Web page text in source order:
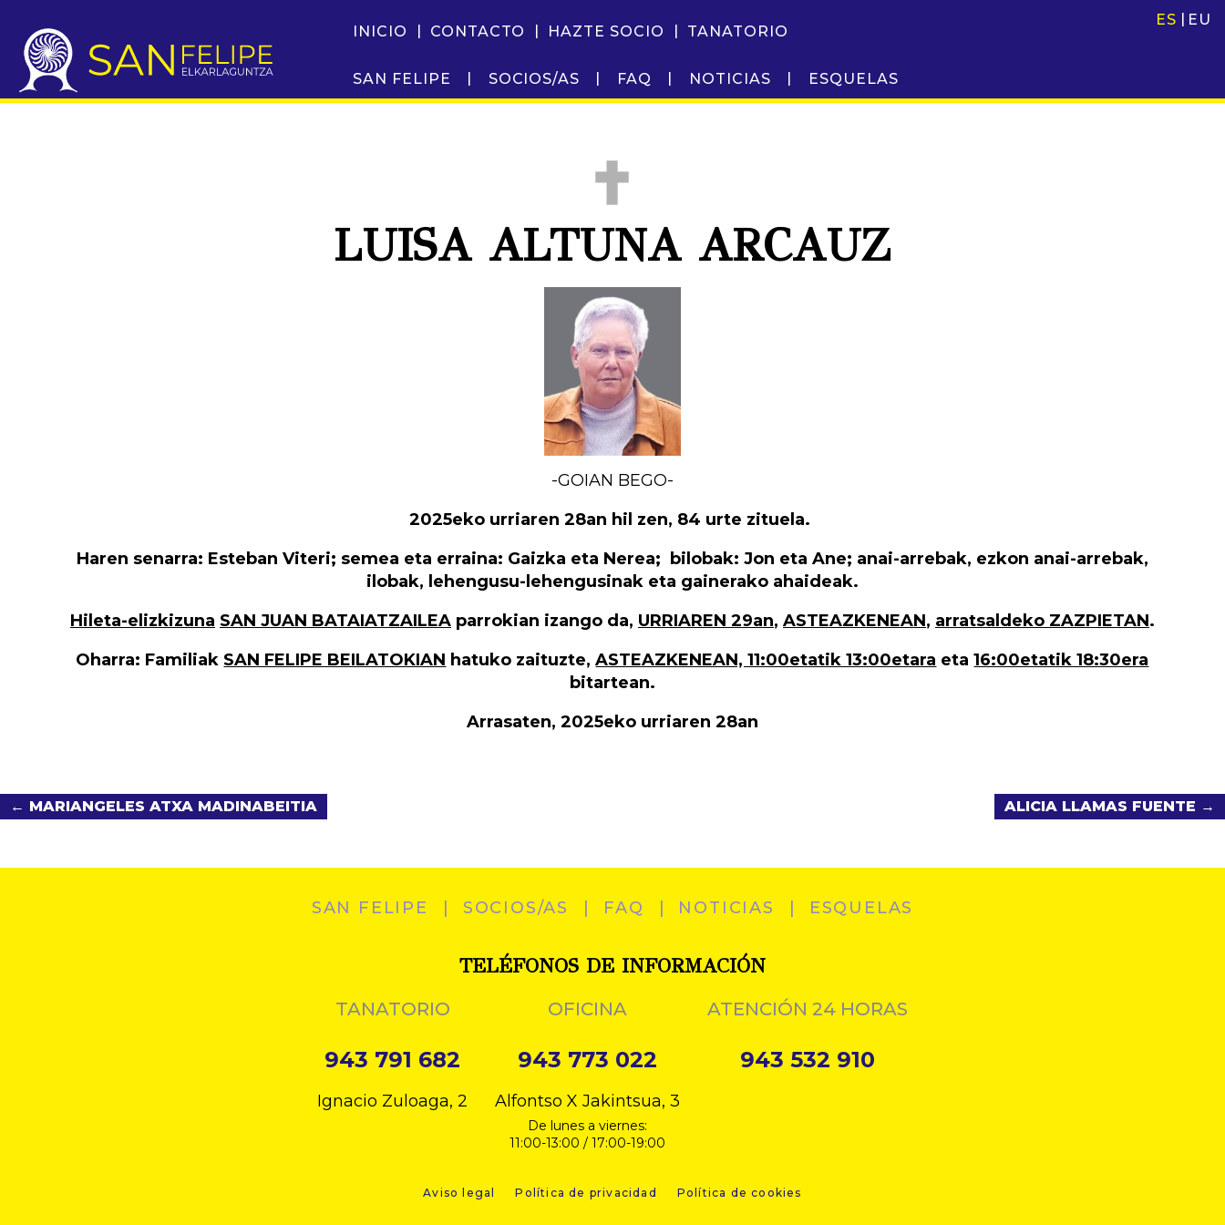
INICIO CONTACTO HAZTE SOCIO TANATORIO
SAN FELIPE SOCIOS/AS FAQ NOTICIAS ESQUELAS
ES EU
LUISA ALTUNA ARCAUZ
-GOIAN BEGO-
2025eko urriaren 28an hil zen, 84 urte zituela.
Haren senarra: Esteban Viteri; semea eta erraina: Gaizka eta Nerea; bilobak: Jon eta Ane; anai-arrebak, ezkon anai-arrebak,
ilobak, lehengusu-lehengusinak eta gainerako ahaideak.
Hileta-elizkizuna SAN JUAN BATAIATZAILEAparrokian izango da, URRIAREN 29an, ASTEAZKENEAN, arratsaldeko ZAZPIETAN.
Oharra: Familiak SAN FELIPE BEILATOKIAN hatuko zaituzte,ASTEAZKENEAN, 11:00etatik 13:00etara eta16:00etatik 18:30era
bitartean.
Arrasaten, 2025eko urriaren 28an
← MARIANGELES ATXA MADINABEITIA ALICIA LLAMAS FUENTE →
SAN FELIPE SOCIOS/AS FAQ NOTICIAS ESQUELAS
TELÉFONOS DE INFORMACIÓN
TANATORIO
943 791 682
Ignacio Zuloaga, 2
OFICINA
943 773 022
Alfontso X Jakintsua, 3
De lunes a viernes:
11:00-13:00 / 17:00-19:00
ATENCIÓN 24 HORAS
943 532 910
Aviso legal Política de privacidad Política de cookies